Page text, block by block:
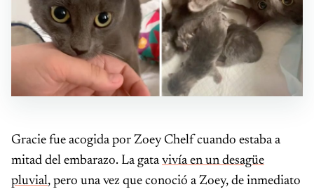
Gracie fue acogida por Zoey Chelf cuando estaba a
mitad del embarazo. La gatavivía en un desagüe
pluvial, pero una vez que conoció a Zoey, de inmediato